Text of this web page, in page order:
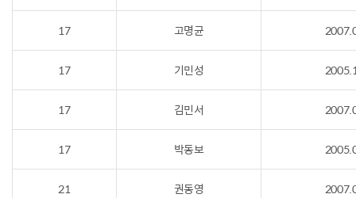
17 고명균
17 기민성
17 김민서
17 박동보
21 권동영